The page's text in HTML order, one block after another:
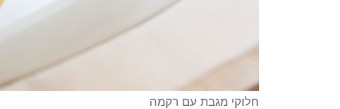
חלוקי מגבת עם רקמה